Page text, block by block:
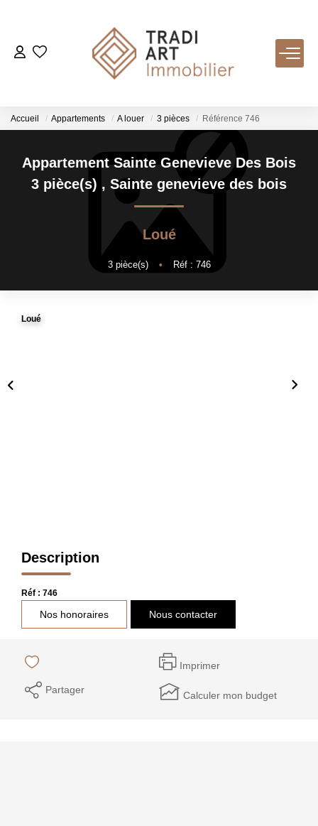
ACHETER
LOUER
VENDRE
Nos Services
Accueil Appartements A louer 3 pièces Référence 746
Appartement Sainte Genevieve Des Bois
3 pièce(s) , Sainte genevieve des bois
Loué
3pièce(s) • Réf : 746
Loué
Description
Réf : 746
Nos honoraires Nous contacter
Imprimer
Partager Calculer mon budget